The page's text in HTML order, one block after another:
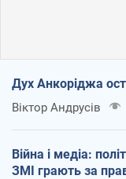
Дух Анкоріджа
Віктор Андрусів
Війна і медіа:
ЗМІ грають за